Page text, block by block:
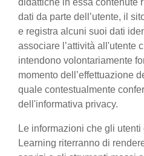
didattiche in essa contenute
dati da parte dell’utente, il
e registra alcuni suoi dati
associare l’attività all'utente
intendono volontariamente
momento dell’effettuazione
quale contestualmente
dell'informativa privacy.
Le informazioni che gli
Learning riterranno di